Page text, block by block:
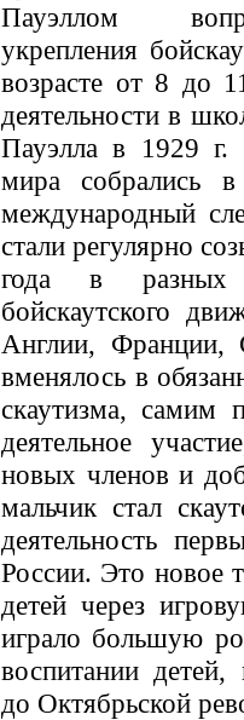
Пауэллом
укрепления
возрасте от 8 до
деятельности в
Пауэлла в 1929 г.
мира собрались
международный
стали регулярно
года в разных
бойскаутского
Англии,
вменялось в
скаутизма, самим
деятельное
новых членов и
мальчик стал
деятельность
России. Это новое
детей через
играло большую
воспитании
до Октябрьской